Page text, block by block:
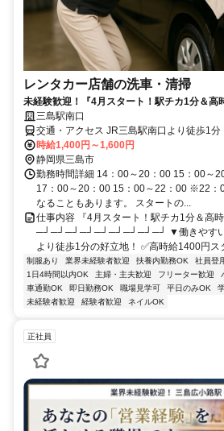
レンタカー店舗の洗車・清掃
未経験歓迎！『4月スタート！駅チカ1分＆高
三島駅南口
交通・アクセス JR三島駅南口より徒歩1分
時給1,400円～1,600円
静岡県三島市
勤務時間詳細 14：00～20：00 15：00～
17：00～20：00 15：00～22：00 ※22：
なることもあります。 スタートの...
仕事内容 『4月スタート！駅チカ1分＆高時
─┘─┘─┘─┘─┘─┘─┘─┘─┘ ▼働きやすい
より徒歩1分の好立地！ ✅高時給1400円ス
制服あり 業界未経験者歓迎 扶養内勤務OK 社員登
1日4時間以内OK
主婦・主夫歓迎 フリーター歓迎
車通勤OK
即日勤務OK 職場見学可 平日のみOK
未経験者歓迎
経験者歓迎 ネイルOK
正社員